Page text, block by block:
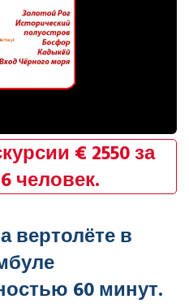
€ 2550 за
человек.
вертолёте в
60 минут.